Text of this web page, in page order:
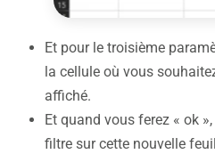
Et pour le troisième
la cellule où vous
affiché.
Et quand vous ferez « ok
filtre sur cette nouvelle